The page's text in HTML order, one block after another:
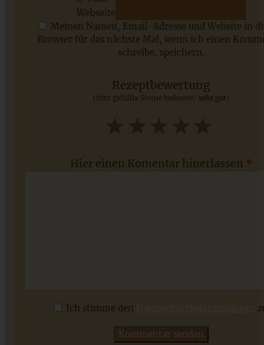
Saisonale Rezepte im Juli - meine 7 sommerlichen
Webseite
Meinen Namen, Email-Adresse und Website in
Browser für das nächste Mal, wenn ich einen
schreibe, speichern.
Rezeptbewertung
(fünf gefüllte Sterne bedeuten: sehr gut )
Hier einen Komentar hinerlassen *
Ich stimme den